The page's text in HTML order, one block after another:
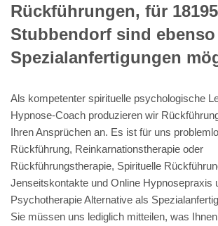
Rückführungen, für 18195
Stubbendorf sind ebenso
Spezialanfertigungen
Als kompetenter spirituelle psychologische
Hypnose-Coach produzieren wir
Ihren Ansprüchen an. Es ist für uns
Rückführung, Reinkarnationstherapie oder
Rückführungstherapie, Spirituelle
Jenseitskontakte und Online Hypnosepraxis
Psychotherapie Alternative als
Sie müssen uns lediglich mitteilen, was